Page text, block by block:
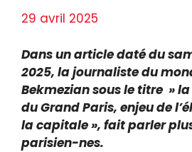
29 avril 2025
Dans un article daté du
2025, la journaliste du
Bekmezian sous le titre »
du Grand Paris, enjeu de
la capitale », fait parler
parisien-nes.